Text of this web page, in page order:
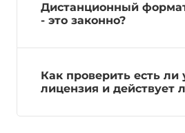
Дистанционный
- это законно?
Как проверить есть ли
лицензия и действует